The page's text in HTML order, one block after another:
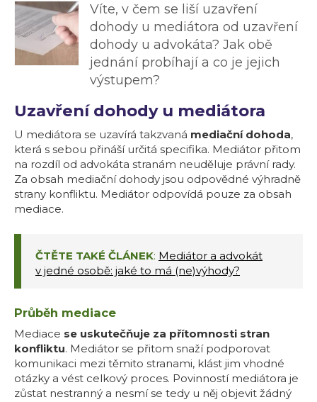
Víte, v čem se liší uzavření
dohody u mediátora od uzavření
dohody u advokáta? Jak obě
jednání probíhají a co je jejich
výstupem?
Uzavření dohody u mediátora
U mediátora se uzavírá takzvaná mediační dohoda,
která s sebou přináší určitá specifika. Mediátor přitom
na rozdíl od advokáta stranám neuděluje právní rady.
Za obsah mediační dohody jsou odpovědné výhradně
strany konfliktu. Mediátor odpovídá pouze za obsah
mediace.
ČTĚTE TAKÉ ČLÁNEK: Mediátor a advokát
v jedné osobě: jaké to má (ne)výhody?
Průběh mediace
Mediace se uskutečňuje za přítomnosti stran
konfliktu. Mediátor se přitom snaží podporovat
komunikaci mezi těmito stranami, klást jim vhodné
otázky a vést celkový proces. Povinností mediátora je
zůstat nestranný a nesmí se tedy u něj objevit žádný